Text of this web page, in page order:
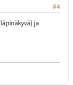
#4
ja